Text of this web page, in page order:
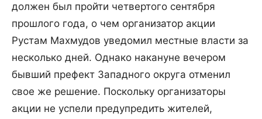
должен был пройти четвертого сентября
прошлого года, о чем организатор акции
Рустам Махмудов уведомил местные власти за
несколько дней. Однако накануне вечером
бывший префект Западного округа отменил
свое же решение. Поскольку организаторы
акции не успели предупредить жителей,